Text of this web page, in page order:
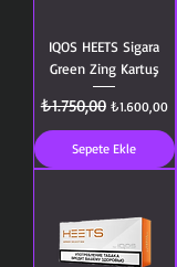
IQOS HEETS Sigara
Green Zing Kartuş
Normal Fiyat
₺1.750,00 İndirimli
₺1.600,00
Sepete Ekle